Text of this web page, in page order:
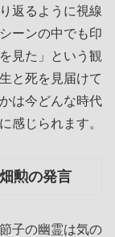
返るように視線
ーンの中でも印
見た」という観
と死を見届けて
は今どんな時代
感じられます。
勲の発言
子の幽霊は気の